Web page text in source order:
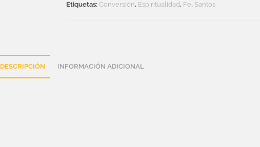
Etiquetas:Conversión, Espiritualidad, Fe,Santos
DESCRIPCIÓN INFORMACIÓN ADICIONAL